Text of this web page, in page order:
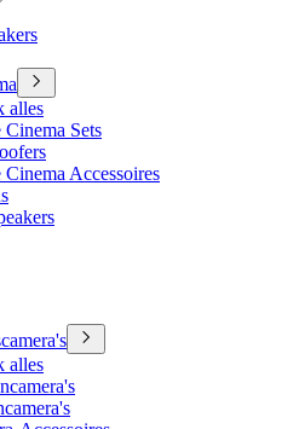
alles
Cinema Sets
Cinema Accessoires
alles